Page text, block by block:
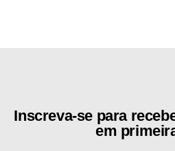
Inscreva-se para
em